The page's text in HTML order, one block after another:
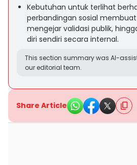
Kebutuhan untuk terlihat
perbandingan sosial
mengejar validasi publik,
diri sendiri secara internal.
This section summary was AI-
our editorial team.
Share Article